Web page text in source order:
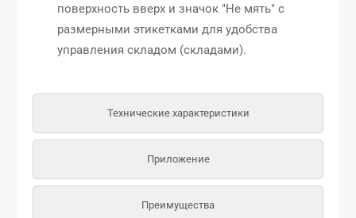
Технические характеристики
Приложение
Преимущества
поверхность вверх и значок "Не мять" с
размерными этикетками для удобства
управления складом (складами).